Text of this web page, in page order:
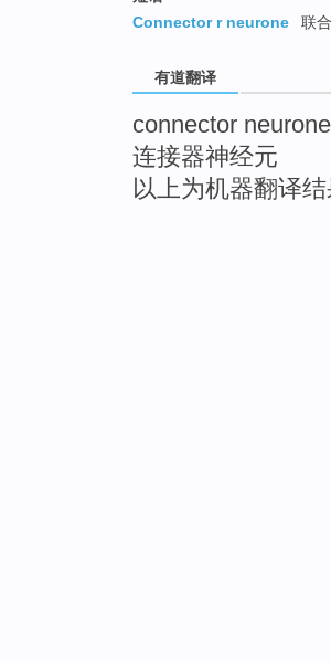
Connector r neurone
联
有道翻译
connector neurone
连接器神经元
以上为机器翻译